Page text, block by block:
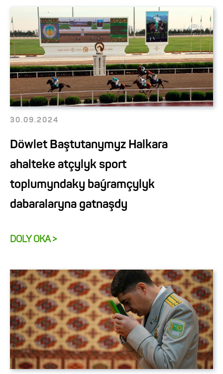
30.09.2024
Döwlet Baştutanymyz Halkara
ahalteke atçylyk sport
toplumyndaky baýramçylyk
dabaralaryna gatnaşdy
DOLY OKA >